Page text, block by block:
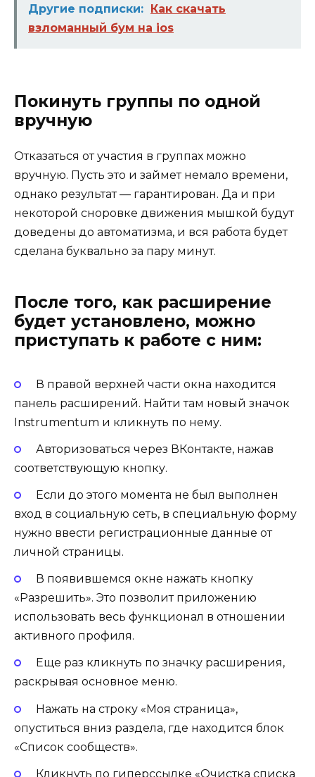
Другие подписки: Как скачать
взломанный бум на ios
Покинуть группы по одной
вручную
Отказаться от участия в группах можно
вручную. Пусть это и займет немало времени,
однако результат — гарантирован. Да и при
некоторой сноровке движения мышкой будут
доведены до автоматизма, и вся работа будет
сделана буквально за пару минут.
После того, как расширение
будет установлено, можно
приступать к работе с ним:
В правой верхней части окна находится
панель расширений. Найти там новый значок
Instrumentum и кликнуть по нему.
Авторизоваться через ВКонтакте, нажав
соответствующую кнопку.
Если до этого момента не был выполнен
вход в социальную сеть, в специальную форму
нужно ввести регистрационные данные от
личной страницы.
В появившемся окне нажать кнопку
«Разрешить». Это позволит приложению
использовать весь функционал в отношении
активного профиля.
Еще раз кликнуть по значку расширения,
раскрывая основное меню.
Нажать на строку «Моя страница»,
опуститься вниз раздела, где находится блок
«Список сообществ».
Кликнуть по гиперссылке «Очистка списка